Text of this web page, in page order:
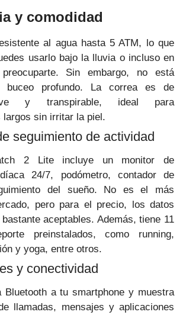
y comodidad
al agua hasta 5 ATM, lo que
usarlo bajo la lluvia o incluso en
Sin embargo, no está
buceo profundo. La correa es de
y transpirable, ideal para
largos sin irritar la piel.
seguimiento de actividad
2 Lite incluye un monitor de
24/7, podómetro, contador de
del sueño. No es el más
pero para el precio, los datos
aceptables. Además, tiene 11
preinstalados, como running,
y yoga, entre otros.
y conectividad
Bluetooth a tu smartphone y muestra
llamadas, mensajes y aplicaciones